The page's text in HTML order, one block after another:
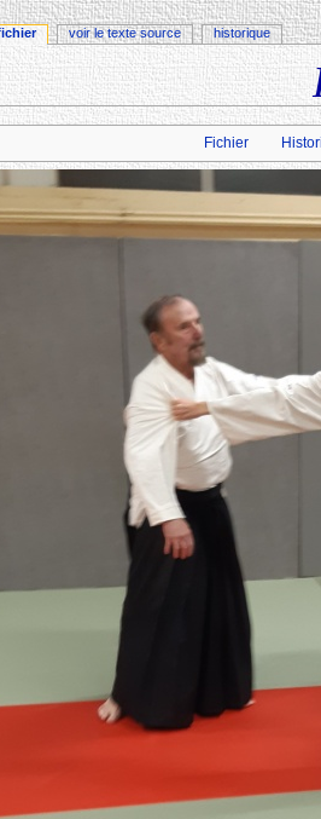
à :navigation , rechercher
Fichier
voir le texte source historique